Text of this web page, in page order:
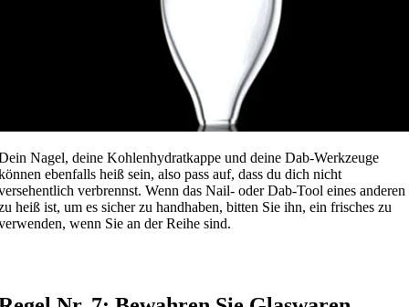
Nagel, deine Kohlenhydratkappe und deine Dab-Werkzeuge
ebenfalls heiß sein, also pass auf, dass du dich nicht
verbrennst. Wenn das Nail- oder Dab-Tool eines anderen
heiß ist, um es sicher zu handhaben, bitten Sie ihn, ein frisches zu
wenn Sie an der Reihe sind.